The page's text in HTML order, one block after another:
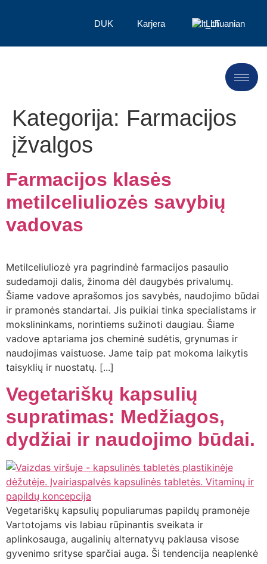
DUK Karjera Lithuanian
Kategorija: Farmacijos
įžvalgos
Farmacijos klasės
metilceliuliozės savybių
vadovas
Metilceliuliozė yra pagrindinė farmacijos pasaulio
sudedamoji dalis, žinoma dėl daugybės privalumų.
Šiame vadove aprašomos jos savybės, naudojimo būdai
ir pramonės standartai. Jis puikiai tinka specialistams ir
mokslininkams, norintiems sužinoti daugiau. Šiame
vadove aptariama jos cheminė sudėtis, grynumas ir
naudojimas vaistuose. Jame taip pat mokoma laikytis
taisyklių ir nuostatų. [...]
Vegetariškų kapsulių
supratimas: Medžiagos,
dydžiai ir naudojimo būdai.
Vegetariškų kapsulių populiarumas papildų pramonėje
Vartotojams vis labiau rūpinantis sveikata ir
aplinkosauga, augalinių alternatyvų paklausa visose
gyvenimo srityse sparčiai auga. Ši tendencija neaplenkė